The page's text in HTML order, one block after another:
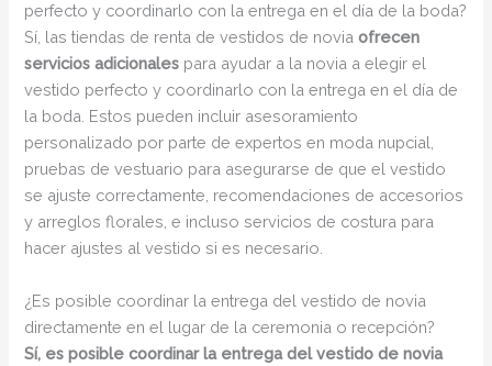
perfecto y coordinarlo con la entrega en el día de la boda?
Sí, las tiendas de renta de vestidos de noviaofrecen
servicios adicionales para ayudar a la novia a elegir el
vestido perfecto y coordinarlo con la entrega en el día de
la boda. Estos pueden incluir asesoramiento
personalizado por parte de expertos en moda nupcial,
pruebas de vestuario para asegurarse de que el vestido
se ajuste correctamente, recomendaciones de accesorios
y arreglos florales, e incluso servicios de costura para
hacer ajustes al vestido si es necesario.
¿Es posible coordinar la entrega del vestido de novia
directamente en el lugar de la ceremonia o recepción?
Sí, es posible coordinar la entrega del vestido de novia